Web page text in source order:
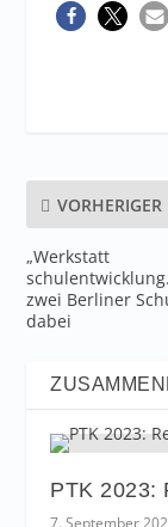
VORHERIGER
„Werkstatt
zwei Berliner
dabei
PTK 2023: